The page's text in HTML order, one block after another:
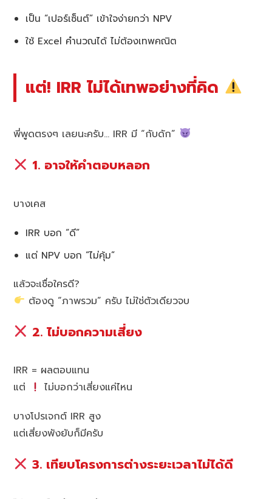
เป็น “เปอร์เซ็นต์” เข้าใจง่ายกว่า NPV
ใช้ Excel คำนวณได้ ไม่ต้องเทพคณิต
แต่! IRR ไม่ได้เทพอย่างที่คิด
พี่พูดตรงๆ เลยนะครับ… IRR มี “กับดัก”
1. อาจให้คำตอบหลอก
บางเคส
IRR บอก “ดี”
แต่ NPV บอก “ไม่คุ้ม”
แล้วจะเชื่อใครดี?
ต้องดู “ภาพรวม” ครับ ไม่ใช่ตัวเดียวจบ
2. ไม่บอกความเสี่ยง
IRR = ผลตอบแทน
แต่
ไม่บอกว่าเสี่ยงแค่ไหน
บางโปรเจกต์ IRR สูง
แต่เสี่ยงพังยับก็มีครับ
3. เทียบโครงการต่างระยะเวลาไม่ได้ดี